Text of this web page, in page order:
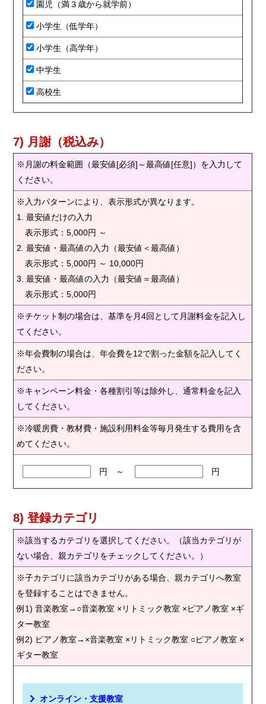
園児（満３歳から就学前）
小学生（低学年）
小学生（高学年）
中学生
高校生
7) 月謝（税込み）
※月謝の料金範囲（最安値[必須]～最高値[任意]）を入力して
ください。
※入力パターンにより、表示形式が異なります。
1. 最安値だけの入力
表示形式：5,000円 ～
2. 最安値・最高値の入力（最安値＜最高値）
表示形式：5,000円 ～ 10,000円
3. 最安値・最高値の入力（最安値＝最高値）
表示形式：5,000円
※チケット制の場合は、基準を月4回として月謝料金を記入し
てください。
※年会費制の場合は、年会費を12で割った金額を記入してく
ださい。
※キャンペーン料金・各種割引等は除外し、通常料金を記入
してください。
※冷暖房費・教材費・施設利用料金等毎月発生する費用を含
めてください。
円 ～ 円
8) 登録カテゴリ
※該当するカテゴリを選択してください。（該当カテゴリが
ない場合、親カテゴリをチェックしてください。）
※子カテゴリに該当カテゴリがある場合、親カテゴリへ教室
を登録することはできません。
例1) 音楽教室→○音楽教室 ×リトミック教室 ×ピアノ教室 ×ギ
ター教室
例2) ピアノ教室→×音楽教室 ×リトミック教室 ○ピアノ教室 ×
ギター教室
オンライン・支援教室